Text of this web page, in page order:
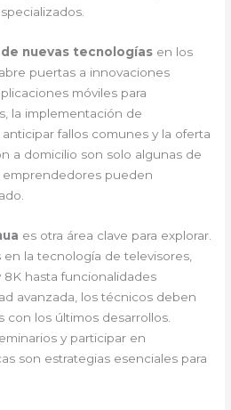
nuevas tecnologías en los
puertas a innovaciones
móviles para
la implementación de
fallos comunes y la oferta
a domicilio son solo algunas de
emprendedores pueden
es otra área clave para explorar.
la tecnología de televisores,
hasta funcionalidades
avanzada, los técnicos deben
los últimos desarrollos.
y participar en
son estrategias esenciales para